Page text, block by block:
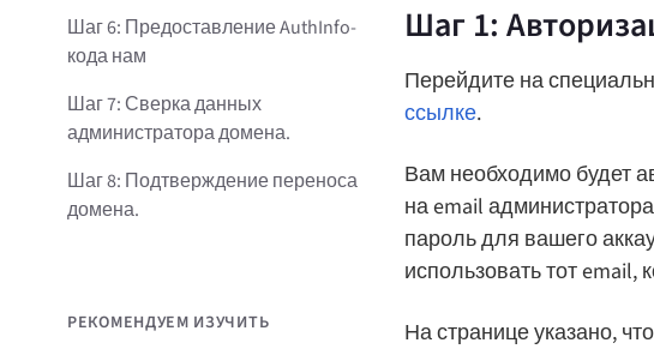
Шаг 6: Предоставление AuthInfo-
кода нам
Шаг 7: Сверка данных
администратора домена.
Шаг 8: Подтверждение переноса
домена.
РЕКОМЕНДУЕМ ИЗУЧИТЬ
Шаг 1:
Перейдите на
ссылке.
Вам необходимо будет
на email
пароль для вашего
использовать тот
На странице указано,